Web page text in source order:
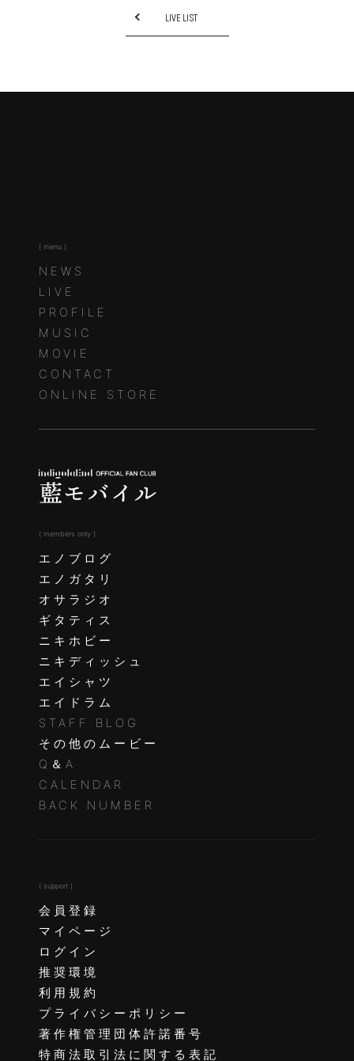
LIVE LIST
( menu )
NEWS
LIVE
PROFILE
MUSIC
MOVIE
CONTACT
ONLINE STORE
( members only )
エノブログ
エノガタリ
オサラジオ
ギタティス
ニキホビー
ニキディッシュ
エイシャツ
エイドラム
STAFF BLOG
その他のムービー
Q＆A
CALENDAR
BACK NUMBER
( support )
会員登録
マイページ
ログイン
推奨環境
利用規約
プライバシーポリシー
著作権管理団体許諾番号
特商法取引法に関する表記